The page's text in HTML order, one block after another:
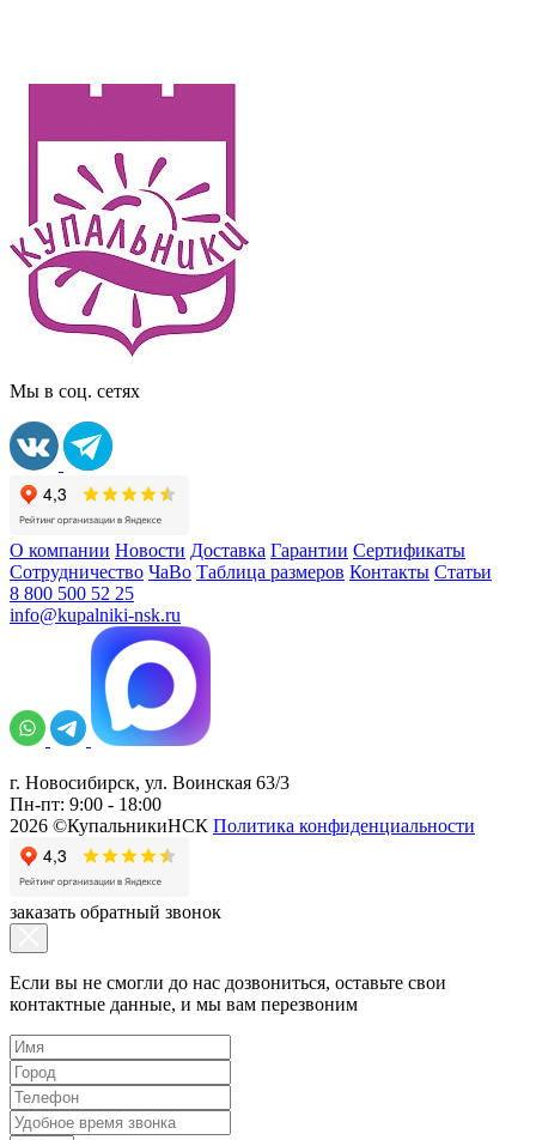
Мы в соц. сетях
О компании Новости Доставка Гарантии Сертификаты
Сотрудничество ЧаВо Таблица размеров Контакты Статьи
8 800 500 52 25
info@kupalniki-nsk.ru
г. Новосибирск, ул. Воинская 63/3
Пн-пт: 9:00 - 18:00
2026 ©КупальникиНСК Политика конфиденциальности
заказать обратный звонок
Если вы не смогли до нас дозвониться, оставьте свои
контактные данные, и мы вам перезвоним